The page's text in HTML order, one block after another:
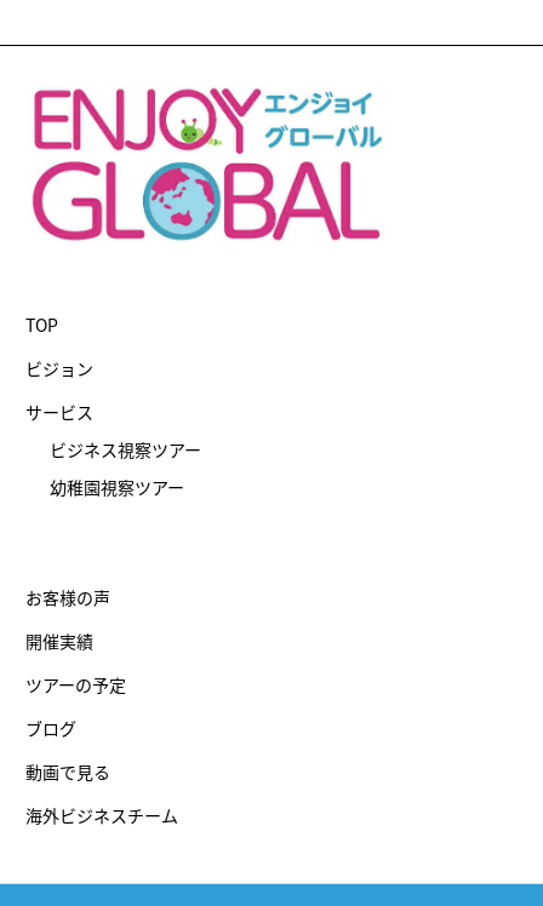
TOP
ビジョン
サービス
ビジネス視察ツアー
幼稚園視察ツアー
お客様の声
開催実績
ツアーの予定
ブログ
動画で見る
海外ビジネスチーム